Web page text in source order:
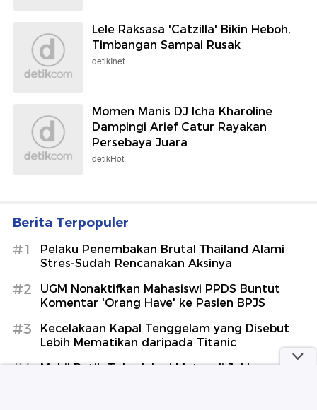
Lele Raksasa 'Catzilla' Bikin Heboh,
Timbangan Sampai Rusak
detikInet
Momen Manis DJ Icha Kharoline
Dampingi Arief Catur Rayakan
Persebaya Juara
detikHot
Berita Terpopuler
#1
Pelaku Penembakan Brutal Thailand Alami
Stres-Sudah Rencanakan Aksinya
#2
UGM Nonaktifkan Mahasiswi PPDS Buntut
Komentar 'Orang Have' ke Pasien BPJS
#3
Kecelakaan Kapal Tenggelam yang Disebut
Lebih Mematikan daripada Titanic
#4
Mobil Putih Tabrak Lari Motor di Jakbar